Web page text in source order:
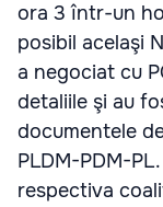
ora 3 într-un
posibil acelaşi
a negociat cu
detaliile şi au
documentele
PLDM-PDM-
respectiva